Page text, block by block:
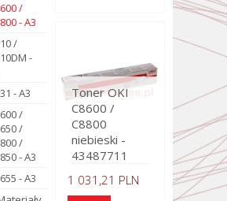
/
- A3
/
-
- A3
/
/
/
- A3
- A3
Toner OKI
C8600 /
C8800
niebieski -
43487711
1 031,21 PLN